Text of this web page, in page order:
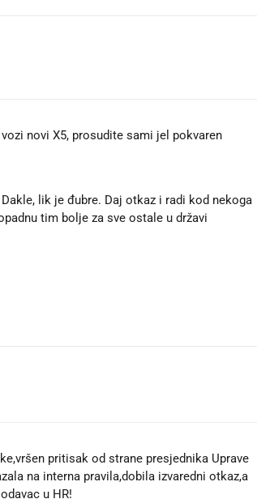
novi X5, prosudite sami jel pokvaren
lik je đubre. Daj otkaz i radi kod nekoga
tim bolje za sve ostale u državi
pritisak od strane presjednika Uprave
na interna pravila,dobila izvaredni otkaz,a
u HR!